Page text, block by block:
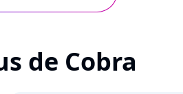
de Cobra